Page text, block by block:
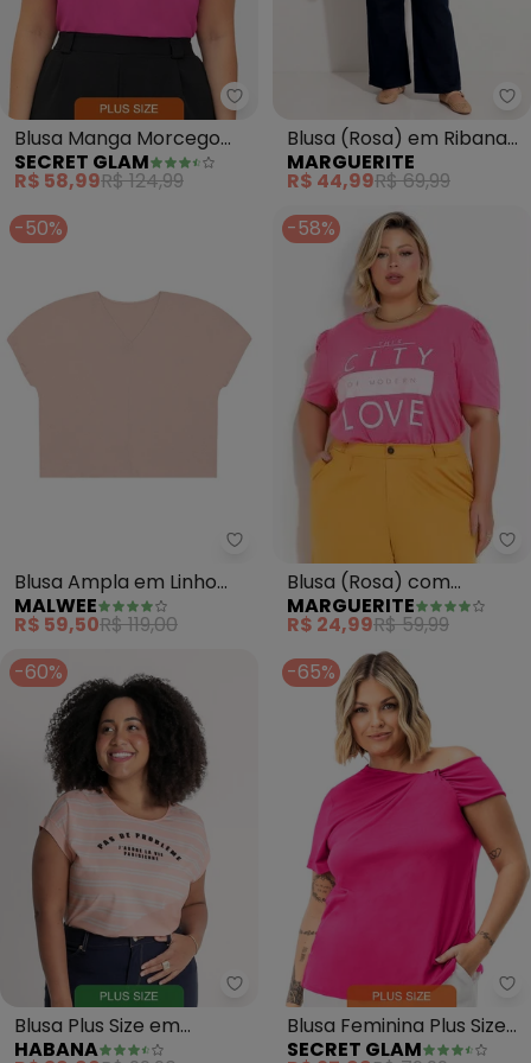
Secret Glam - Blusa Manga
Blusa Manga Morcego
Plus Size (Rosa)
SECRET GLAM
R$ 58,99R$ 124,99
Blusa (Rosa) em Ribana
Canelada
MARGUERITE
R$ 44,99R$ 69,99
-50%
Malwee - Blusa Ampla em
Blusa Ampla em Linho
Plus (Rosê)
MALWEE
R$ 59,50R$ 119,00
-58%
Blusa (Rosa) com
Mangas Bufantes Plus
Size
MARGUERITE
R$ 24,99R$ 59,99
-60%
Habana - Blusa Plus Size em
Blusa Plus Size em
Misturinha (Rosa Claro)
HABANA
-65%
Blusa Feminina Plus Size
em Malha Soft (Rosa)
SECRET GLAM